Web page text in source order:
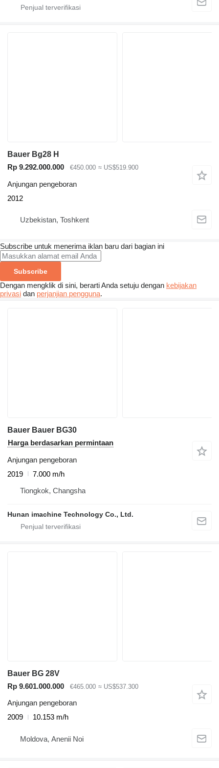
Bauer Bg28 H
Rp 9.292.000.000
€450.000 ≈ US$519.900
Anjungan pengeboran
2012
Uzbekistan, Toshkent
Subscribe untuk menerima iklan baru dari bagian ini
Subscribe
Dengan mengklik di sini, berarti Anda setuju dengan kebijakan
privasi dan perjanjian pengguna.
Bauer Bauer BG30
Harga berdasarkan permintaan
Anjungan pengeboran
2019
7.000 m/h
Tiongkok, Changsha
Hunan imachine Technology Co., Ltd.
Bauer BG 28V
Rp 9.601.000.000
€465.000 ≈ US$537.300
Anjungan pengeboran
2009
10.153 m/h
Moldova, Anenii Noi